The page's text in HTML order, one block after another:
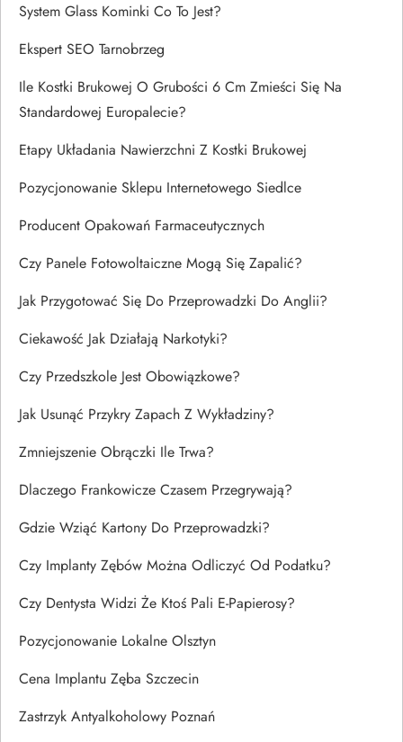
System Glass Kominki Co To Jest?
Ekspert SEO Tarnobrzeg
Ile Kostki Brukowej O Grubości 6 Cm Zmieści Się Na
Standardowej Europalecie?
Etapy Układania Nawierzchni Z Kostki Brukowej
Pozycjonowanie Sklepu Internetowego Siedlce
Producent Opakowań Farmaceutycznych
Czy Panele Fotowoltaiczne Mogą Się Zapalić?
Jak Przygotować Się Do Przeprowadzki Do Anglii?
Ciekawość Jak Działają Narkotyki?
Czy Przedszkole Jest Obowiązkowe?
Jak Usunąć Przykry Zapach Z Wykładziny?
Zmniejszenie Obrączki Ile Trwa?
Dlaczego Frankowicze Czasem Przegrywają?
Gdzie Wziąć Kartony Do Przeprowadzki?
Czy Implanty Zębów Można Odliczyć Od Podatku?
Czy Dentysta Widzi Że Ktoś Pali E-Papierosy?
Pozycjonowanie Lokalne Olsztyn
Cena Implantu Zęba Szczecin
Zastrzyk Antyalkoholowy Poznań